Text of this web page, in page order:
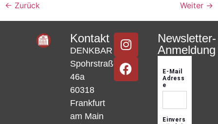
← Zurück Weiter →
Kontakt
DENKBAR
Spohrstraße
46a
60318
Frankfurt
am Main
Newsletter-
Anmeldung